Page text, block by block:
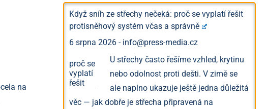
na
Když sníh ze střechy nečeká: proč se vyplatí řešit
protisněhový systém včas a správně
6 srpna 2026 - info@press-media.cz
U střechy často řešíme vzhled, krytinu
nebo odolnost proti dešti. V zimě se
ale naplno ukazuje ještě jedna důležitá
věc — jak dobře je střecha připravená na